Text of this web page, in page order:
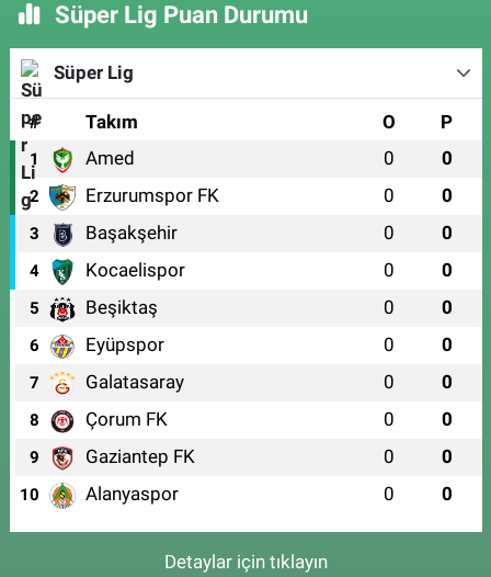
Süper Lig Puan Durumu
Süper Lig
# Takım O P
1 Amed 0 0
2 Erzurumspor FK 0 0
3 Başakşehir 0 0
4 Kocaelispor 0 0
5 Beşiktaş 0 0
6 Eyüpspor 0 0
7 Galatasaray 0 0
8 Çorum FK 0 0
9 Gaziantep FK 0 0
10 Alanyaspor 0 0
Detaylar için tıklayın